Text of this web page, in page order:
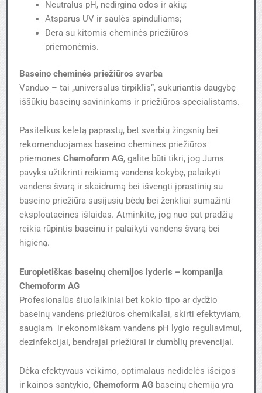
Neutralus pH, nedirgina odos ir akių;
Atsparus UV ir saulės spinduliams;
Dera su kitomis cheminės priežiūros
priemonėmis.
Baseino cheminės priežiūros svarba
Vanduo – tai „universalus tirpiklis“, sukuriantis daugybę
iššūkių baseinų savininkams ir priežiūros specialistams.
Pasitelkus keletą paprastų, bet svarbių žingsnių bei
rekomenduojamas baseino chemines priežiūros
priemones Chemoform AG, galite būti tikri, jog Jums
pavyks užtikrinti reikiamą vandens kokybę, palaikyti
vandens švarą ir skaidrumą bei išvengti įprastinių su
baseino priežiūra susijusių bėdų bei ženkliai sumažinti
eksploatacines išlaidas. Atminkite, jog nuo pat pradžių
reikia rūpintis baseinu ir palaikyti vandens švarą bei
higieną.
Europietiškas baseinų chemijos lyderis – kompanija
Chemoform AG
Profesionalūs šiuolaikiniai bet kokio tipo ar dydžio
baseinų vandens priežiūros chemikalai, skirti efektyviam,
saugiam ir ekonomiškam vandens pH lygio reguliavimui,
dezinfekcijai, bendrajai priežiūrai ir dumblių prevencijai.
Dėka efektyvaus veikimo, optimalaus nedidelės išeigos
ir kainos santykio, Chemoform AG baseinų chemija yra